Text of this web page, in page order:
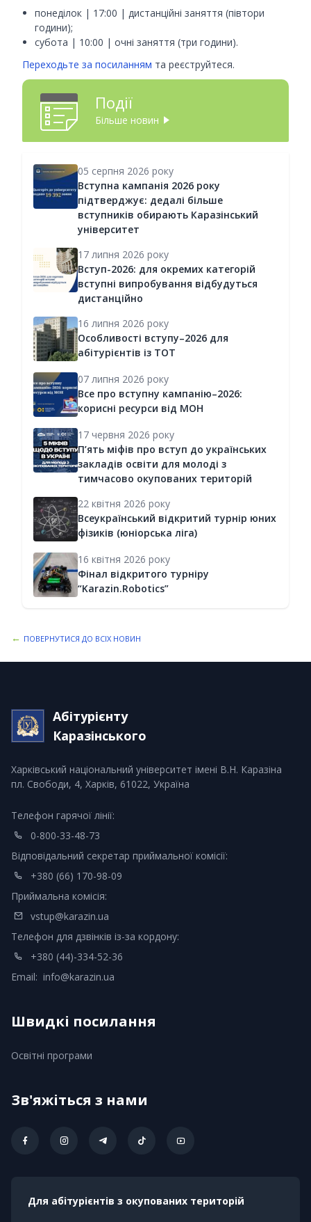
понеділок | 17:00 | дистанційні заняття (півтори
години);
субота | 10:00 | очні заняття (три години).
Переходьте за посиланням та реєструйтеся.
Події
Більше новин
05 серпня 2026 року
Вступна кампанія 2026 року
підтверджує: дедалі більше
вступників обирають Каразінський
університет
17 липня 2026 року
Вступ-2026: для окремих категорій
вступні випробування відбудуться
дистанційно
16 липня 2026 року
Особливості вступу–2026 для
абітурієнтів із ТОТ
07 липня 2026 року
Все про вступну кампанію–2026:
корисні ресурси від МОН
17 червня 2026 року
П’ять міфів про вступ до українських
закладів освіти для молоді з
тимчасово окупованих територій
22 квітня 2026 року
Всеукраїнський відкритий турнір юних
фізиків (юніорська ліга)
16 квітня 2026 року
Фінал відкритого турніру
“Karazin.Robotics”
← ПОВЕРНУТИСЯ ДО ВСІХ НОВИН
Абітурієнту
Каразінського
Харківський національний університет імені В.Н. Каразіна
пл. Свободи, 4, Харків, 61022, Україна
Телефон гарячої лінії:
0-800-33-48-73
Відповідальний секретар приймальної комісії:
+380 (66) 170-98-09
Приймальна комісія:
vstup@karazin.ua
Телефон для дзвінків із-за кордону:
+380 (44)-334-52-36
Email: info@karazin.ua
Швидкі посилання
Освітні програми
Зв'яжіться з нами
Для абітурієнтів з окупованих територій